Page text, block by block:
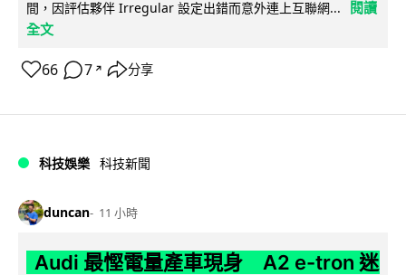
間，因評估夥伴 Irregular 設定出錯而意外連上互聯網...
閱讀
全文
66 7 ↗ 分享
科技娛樂 科技新聞
duncan 11 小時
Audi 最慳電量產車現身 A2 e-tron 迷